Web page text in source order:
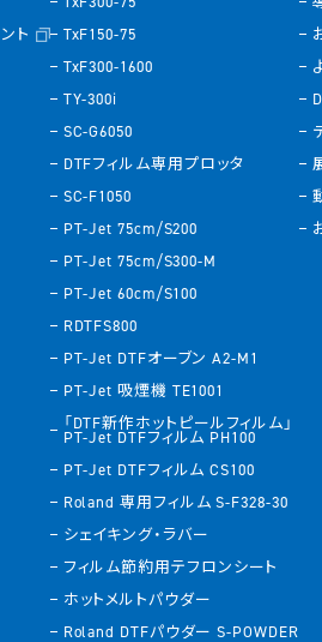
ト
TxF150-75
TxF300-1600
TY-300i
SC-G6050
DTFフィルム専用プロッタ
SC-F1050
PT-Jet 75cm/S200
PT-Jet 75cm/S300-M
PT-Jet 60cm/S100
RDTFS800
PT-Jet DTFオーブン A2-M1
PT-Jet 吸煙機 TE1001
「DTF新作ホットピールフィルム」
PT-Jet DTFフィルム PH100
PT-Jet DTFフィルム CS100
Roland 専用フィルム S-F328-30
シェイキング・ラバー
フィルム節約用テフロンシート
ホットメルトパウダー
Roland DTFパウダー S-POWDER